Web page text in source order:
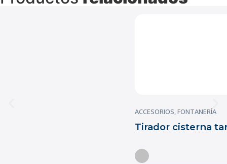
ACCESORIOS,FONTANERÍA
Tirador cisterna